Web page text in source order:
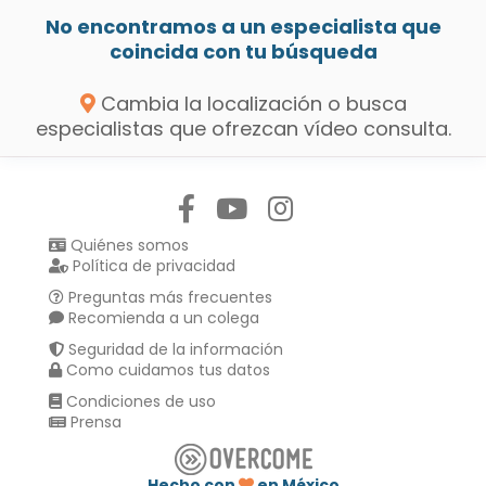
No encontramos a un especialista que
coincida con tu búsqueda
Cambia la localización o busca
especialistas que ofrezcan vídeo consulta.
Quiénes somos
Política de privacidad
Preguntas más frecuentes
Recomienda a un colega
Seguridad de la información
Como cuidamos tus datos
Condiciones de uso
Prensa